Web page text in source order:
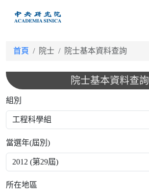
首頁 院士 院士基本資料查詢
院士基本資料查詢
組別
當選年(屆別)
所在地區